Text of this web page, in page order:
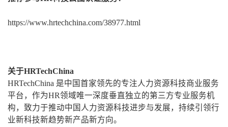
https://www.hrtechchina.com/38977.html
关于HRTechChina
HRTechChina 是中国首家领先的专注人力资源科技商业服务
平台，作为HR领域唯一深度垂直独立的第三方专业服务机
构，致力于推动中国人力资源科技进步与发展，持续引领行
业新科技新趋势新产品新方向。